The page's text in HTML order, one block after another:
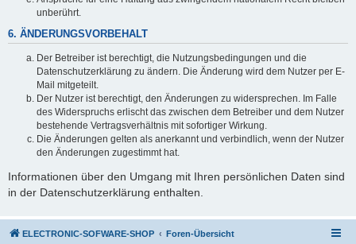
unberührt.
6. ÄNDERUNGSVORBEHALT
Der Betreiber ist berechtigt, die Nutzungsbedingungen und die
Datenschutzerklärung zu ändern. Die Änderung wird dem Nutzer per E-
Mail mitgeteilt.
Der Nutzer ist berechtigt, den Änderungen zu widersprechen. Im Falle
des Widerspruchs erlischt das zwischen dem Betreiber und dem Nutzer
bestehende Vertragsverhältnis mit sofortiger Wirkung.
Die Änderungen gelten als anerkannt und verbindlich, wenn der Nutzer
den Änderungen zugestimmt hat.
Informationen über den Umgang mit Ihren persönlichen Daten sind
in der Datenschutzerklärung enthalten.
ELECTRONIC-SOFWARE-SHOP Foren-Übersicht